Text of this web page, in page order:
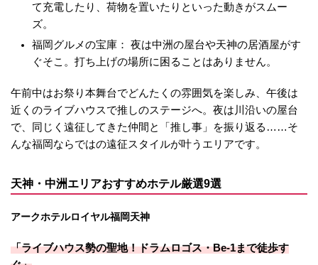
て充電したり、荷物を置いたりといった動きがスムー
ズ。
福岡グルメの宝庫： 夜は中洲の屋台や天神の居酒屋がす
ぐそこ。打ち上げの場所に困ることはありません。
午前中はお祭り本舞台でどんたくの雰囲気を楽しみ、午後は
近くのライブハウスで推しのステージへ。夜は川沿いの屋台
で、同じく遠征してきた仲間と「推し事」を振り返る……そ
んな福岡ならではの遠征スタイルが叶うエリアです。
天神・中洲エリアおすすめホテル厳選9選
アークホテルロイヤル福岡天神
「ライブハウス勢の聖地！ドラムロゴス・Be-1まで徒歩す